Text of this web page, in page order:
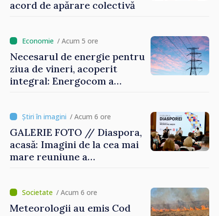
acord de apărare colectivă
/ Acum 5 ore
Necesarul de energie pentru
ziua de vineri, acoperit
integral: Energocom a
/ Acum 6 ore
GALERIE FOTO // Diaspora,
acasă: Imagini de la cea mai
mare reuniune a
/ Acum 6 ore
Meteorologii au emis Cod